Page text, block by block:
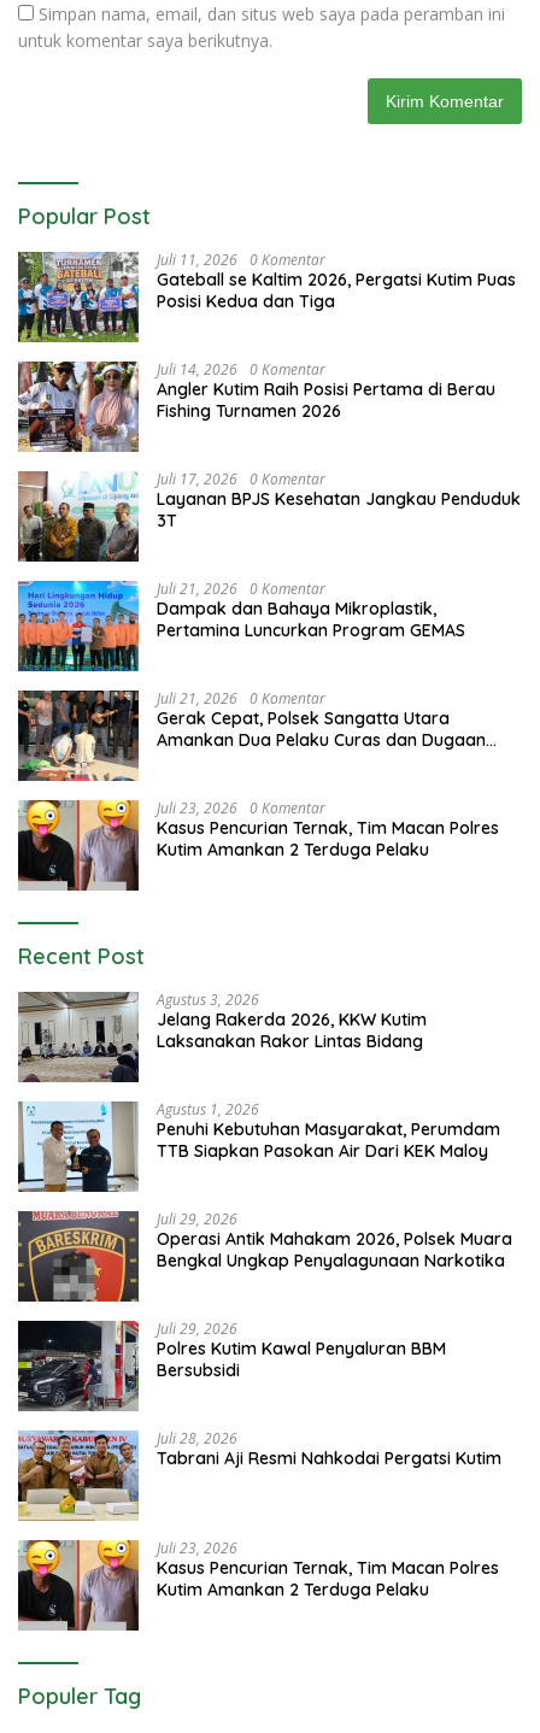
Simpan nama, email, dan situs web saya pada peramban ini
untuk komentar saya berikutnya.
Popular Post
Juli 11, 2026 0 Komentar
Gateball se Kaltim 2026, Pergatsi Kutim Puas
Posisi Kedua dan Tiga
Juli 14, 2026 0 Komentar
Angler Kutim Raih Posisi Pertama di Berau
Fishing Turnamen 2026
Juli 17, 2026 0 Komentar
Layanan BPJS Kesehatan Jangkau Penduduk
3T
Juli 21, 2026 0 Komentar
Dampak dan Bahaya Mikroplastik,
Pertamina Luncurkan Program GEMAS
Juli 21, 2026 0 Komentar
Gerak Cepat, Polsek Sangatta Utara
Amankan Dua Pelaku Curas dan Dugaan
Juli 23, 2026 0 Komentar
Kasus Pencurian Ternak, Tim Macan Polres
Kutim Amankan 2 Terduga Pelaku
Recent Post
Agustus 3, 2026
Jelang Rakerda 2026, KKW Kutim
Laksanakan Rakor Lintas Bidang
Agustus 1, 2026
Penuhi Kebutuhan Masyarakat, Perumdam
TTB Siapkan Pasokan Air Dari KEK Maloy
Juli 29, 2026
Operasi Antik Mahakam 2026, Polsek Muara
Bengkal Ungkap Penyalagunaan Narkotika
Juli 29, 2026
Polres Kutim Kawal Penyaluran BBM
Bersubsidi
Juli 28, 2026
Tabrani Aji Resmi Nahkodai Pergatsi Kutim
Juli 23, 2026
Kasus Pencurian Ternak, Tim Macan Polres
Kutim Amankan 2 Terduga Pelaku
Populer Tag